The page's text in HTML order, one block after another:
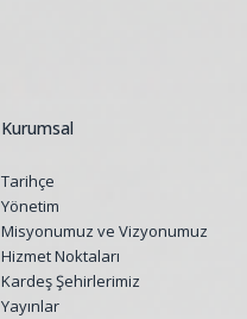
Kurumsal
Tarihçe
Yönetim
Misyonumuz ve Vizyonumuz
Hizmet Noktaları
Kardeş Şehirlerimiz
Yayınlar